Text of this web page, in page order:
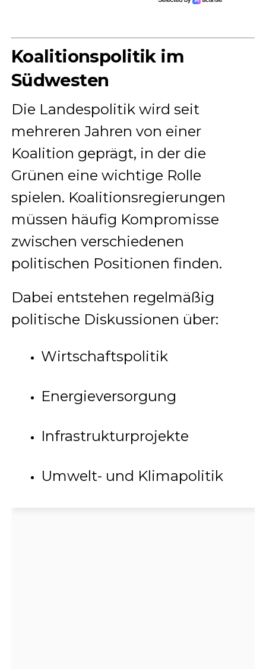
Koalitionspolitik im
Südwesten
Die Landespolitik wird seit
mehreren Jahren von einer
Koalition geprägt, in der die
Grünen eine wichtige Rolle
spielen. Koalitionsregierungen
müssen häufig Kompromisse
zwischen verschiedenen
politischen Positionen finden.
Dabei entstehen regelmäßig
politische Diskussionen über:
Wirtschaftspolitik
Energieversorgung
Infrastrukturprojekte
Umwelt- und Klimapolitik